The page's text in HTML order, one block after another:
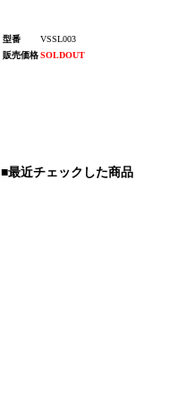
型番
VSSL003
販売価格SOLDOUT
■最近チェックした商品